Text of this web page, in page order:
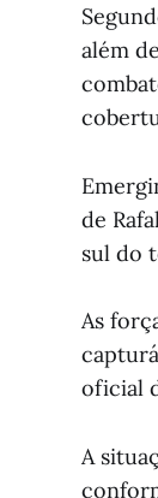
além
de
sul do
As
oficial
A